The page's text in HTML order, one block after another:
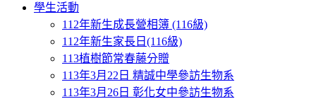
學生活動
112年新生成長營相簿 (116級)
112年新生家長日(116級)
113植樹節常春藤分贈
113年3月22日 精誠中學參訪生物系
113年3月26日 彰化女中參訪生物系